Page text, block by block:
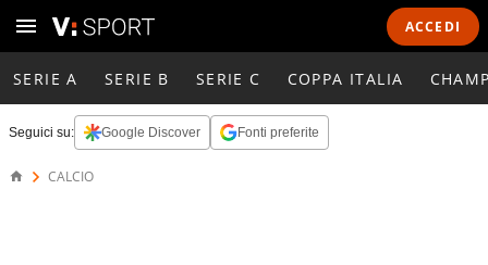
ACCEDI
SERIE A SERIE B SERIE C COPPA ITALIA
Seguici su: Google Discover Fonti preferite
CALCIO